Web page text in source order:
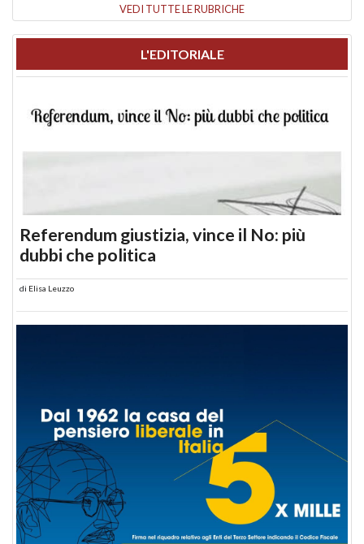
VEDI TUTTE LE RUBRICHE
L'EDITORIALE
Referendum giustizia, vince il No: più
dubbi che politica
di Elisa Leuzzo